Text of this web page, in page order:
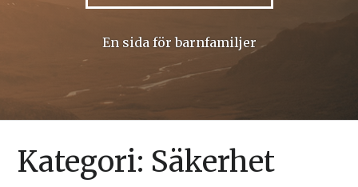
En sida för barnfamiljer
Kategori: Säkerhet